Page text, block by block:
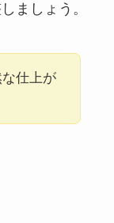
ましょう。
仕上が